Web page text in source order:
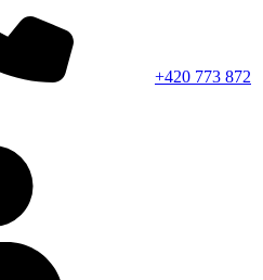
+420 773 872